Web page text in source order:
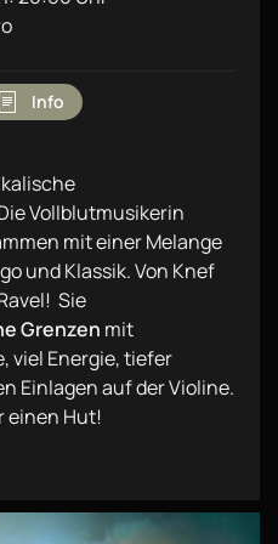
Info
Vollblutmusikerin
mit einer Melange
und Klassik. Von Knef
Sie
Grenzen mit
viel Energie, tiefer
Einlagen auf der Violine.
einen Hut!